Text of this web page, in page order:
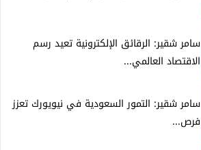
سامر شقير: الرقائق الإلكترونية تعيد رسم
الاقتصاد العالمي...
سامر شقير: التمور السعودية في نيويورك تعزز
فرص...